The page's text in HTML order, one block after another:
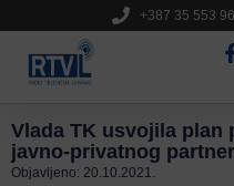
+387 35 553
Vlada TK usvojila plan
javno-privatnog
Objavljeno: 20.10.2021.